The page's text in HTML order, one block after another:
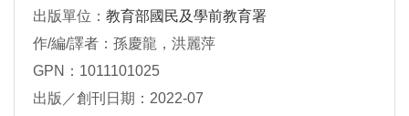
出版單位： 教育部國民及學前教育署
作/編/譯者：孫慶龍，洪麗萍
GPN：1011101025
出版／創刊日期：2022-07